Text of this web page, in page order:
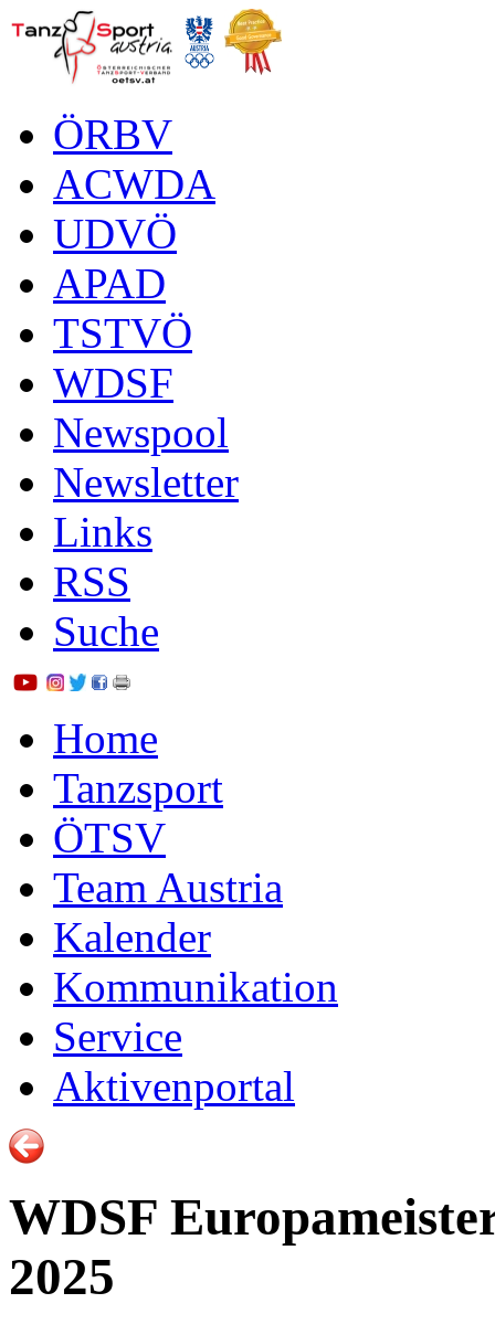
ÖRBV
ACWDA
UDVÖ
APAD
TSTVÖ
WDSF
Newspool
Newsletter
Links
RSS
Suche
Home
Tanzsport
ÖTSV
Team Austria
Kalender
Kommunikation
Service
Aktivenportal
WDSF
2025